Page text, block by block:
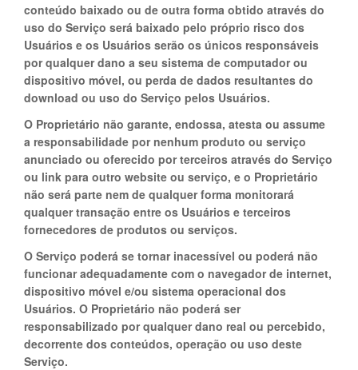
conteúdo baixado ou de outra forma obtido através do
uso do Serviço será baixado pelo próprio risco dos
Usuários e os Usuários serão os únicos responsáveis
por qualquer dano a seu sistema de computador ou
dispositivo móvel, ou perda de dados resultantes do
download ou uso do Serviço pelos Usuários.
O Proprietário não garante, endossa, atesta ou assume
a responsabilidade por nenhum produto ou serviço
anunciado ou oferecido por terceiros através do Serviço
ou link para outro website ou serviço, e o Proprietário
não será parte nem de qualquer forma monitorará
qualquer transação entre os Usuários e terceiros
fornecedores de produtos ou serviços.
O Serviço poderá se tornar inacessível ou poderá não
funcionar adequadamente com o navegador de internet,
dispositivo móvel e/ou sistema operacional dos
Usuários. O Proprietário não poderá ser
responsabilizado por qualquer dano real ou percebido,
decorrente dos conteúdos, operação ou uso deste
Serviço.